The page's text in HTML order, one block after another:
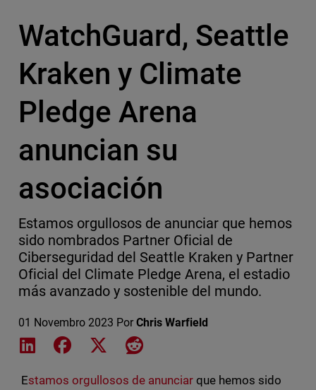
WatchGuard, Seattle
Kraken y Climate
Pledge Arena
anuncian su
asociación
Estamos orgullosos de anunciar que hemos
sido nombrados Partner Oficial de
Ciberseguridad del Seattle Kraken y Partner
Oficial del Climate Pledge Arena, el estadio
más avanzado y sostenible del mundo.
01 Novembro 2023 Por Chris Warfield
Share on LinkedIn
Share on Facebook
Share on XShare on Reddit
Estamos orgullosos de anunciar que hemos sido